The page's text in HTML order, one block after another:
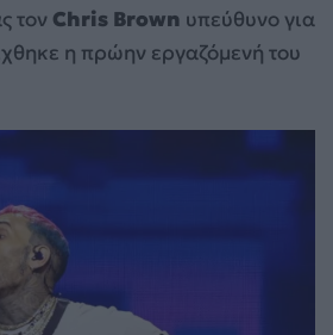
τον Chris Brown υπεύθυνο για
η πρώην εργαζόμενή του